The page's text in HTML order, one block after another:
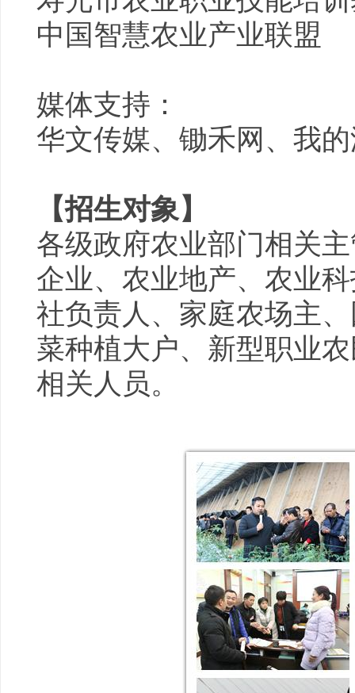
中国智慧农业产业联盟
媒体支持：
华文传媒、 锄禾网、我
【招生对象】
各级政府农业部门相关
企业、农业地产、农业
社负责人、家庭农场主
菜种植大户、新型职业
相关人员。